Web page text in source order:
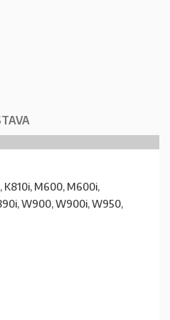
K810i, M600, M600i,
W900, W900i, W950,